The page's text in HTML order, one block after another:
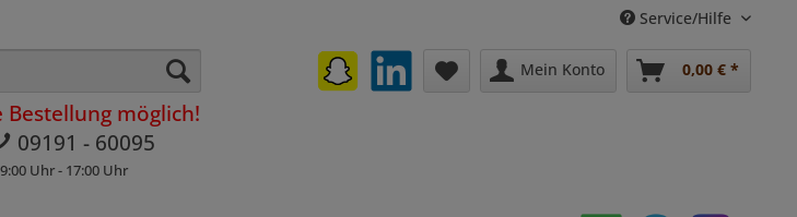
Service/Hilfe
Bestellung möglich!
09191 - 60095
Uhr - 17:00 Uhr
Mein Konto 0,00 € *